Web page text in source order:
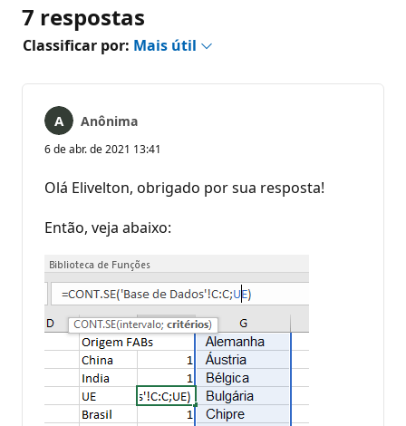
7 respostas
Classificar por: Mais útil
Anônima
6 de abr. de 2021 13:41
Olá Elivelton, obrigado por sua resposta!
Então, veja abaixo: